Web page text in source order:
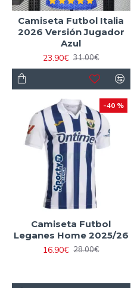
Camiseta Futbol Italia
2026 Versión Jugador
Azul
23.90€ 31.00€
-40 %
Camiseta Futbol
Leganes Home 2025/26
16.90€ 28.00€